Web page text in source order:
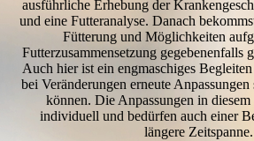
ausführliche Erhebung der
und eine Futteranalyse. Danach
Fütterung und Möglichkeiten
Futterzusammensetzung gegebenenfalls
Auch hier ist ein engmaschiges
bei Veränderungen erneute
können. Die Anpassungen in
individuell und bedürfen auch einer
längere Zeitspanne.